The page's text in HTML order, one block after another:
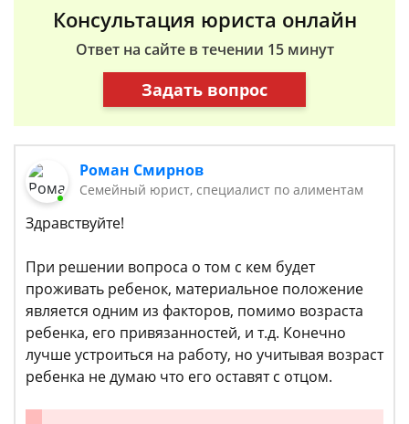
Консультация юриста онлайн
Ответ на сайте в течении 15 минут
Задать вопрос
Роман Смирнов
Семейный юрист, специалист по алиментам
Здравствуйте!
При решении вопроса о том с кем будет
проживать ребенок, материальное положение
является одним из факторов, помимо возраста
ребенка, его привязанностей, и т.д. Конечно
лучше устроиться на работу, но учитывая возраст
ребенка не думаю что его оставят с отцом.